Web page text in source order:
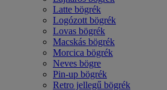
Latte bögrék
Logózott bögrék
Lovas bögrék
Macskás bögrék
Morcica bögrék
Neves bögre
Pin-up bögrék
Retro jellegű bögrék